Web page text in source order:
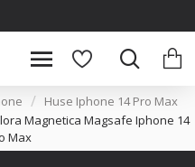
Huse Iphone 14 Pro Max
Magnetica Magsafe Iphone 14
Max